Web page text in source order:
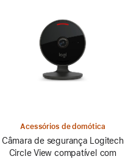
Acessórios de domótica
Câmara de segurança Logitech
Circle View compatível com